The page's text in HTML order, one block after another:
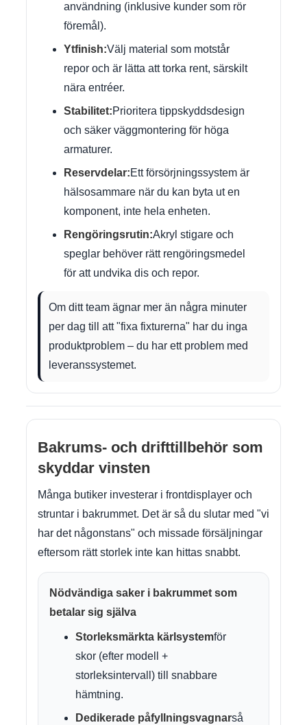
användning (inklusive kunder som rör
föremål).
Ytfinish:Välj material som motstår
repor och är lätta att torka rent, särskilt
nära entréer.
Stabilitet:Prioritera tippskyddsdesign
och säker väggmontering för höga
armaturer.
Reservdelar:Ett försörjningssystem är
hälsosammare när du kan byta ut en
komponent, inte hela enheten.
Rengöringsrutin:Akryl stigare och
speglar behöver rätt rengöringsmedel
för att undvika dis och repor.
Om ditt team ägnar mer än några minuter
per dag till att "fixa fixturerna" har du inga
produktproblem – du har ett problem med
leveranssystemet.
Bakrums- och drifttillbehör som
skyddar vinsten
Många butiker investerar i frontdisplayer och
struntar i bakrummet. Det är så du slutar med "vi
har det någonstans" och missade försäljningar
eftersom rätt storlek inte kan hittas snabbt.
Nödvändiga saker i bakrummet som
betalar sig själva
Storleksmärkta kärlsystemför
skor (efter modell +
storleksintervall) till snabbare
hämtning.
Dedikerade påfyllningsvagnarså